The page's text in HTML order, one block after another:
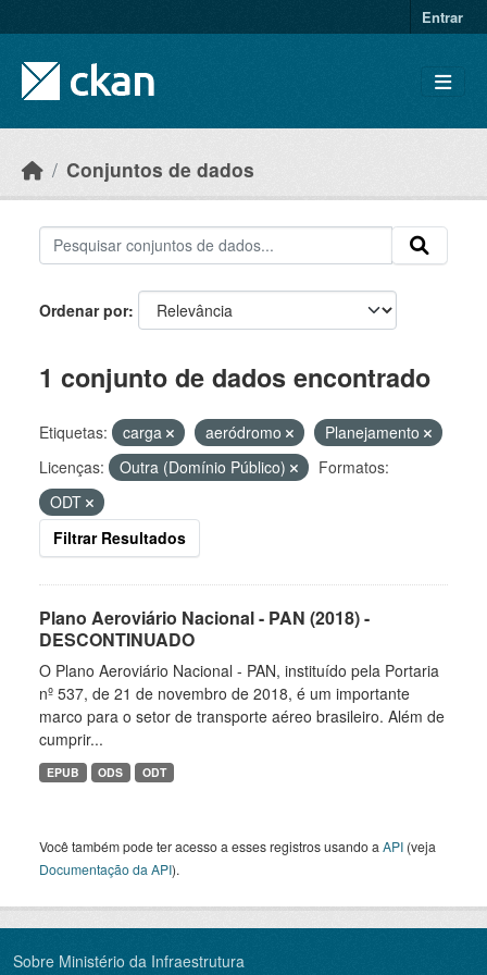
Entrar
Conjuntos de dados
Ordenar por
1 conjunto de dados encontrado
Etiquetas: carga aeródromo
Planejamento
Licenças:
Outra (Domínio Público)
Formatos:
ODT
Filtrar Resultados
Plano Aeroviário Nacional - PAN (2018) -
DESCONTINUADO
O Plano Aeroviário Nacional - PAN, instituído pela Portaria
nº 537, de 21 de novembro de 2018, é um importante
marco para o setor de transporte aéreo brasileiro. Além de
cumprir...
EPUB ODS ODT
Você também pode ter acesso a esses registros usando a API (veja
Documentação da API).
Sobre Ministério da Infraestrutura